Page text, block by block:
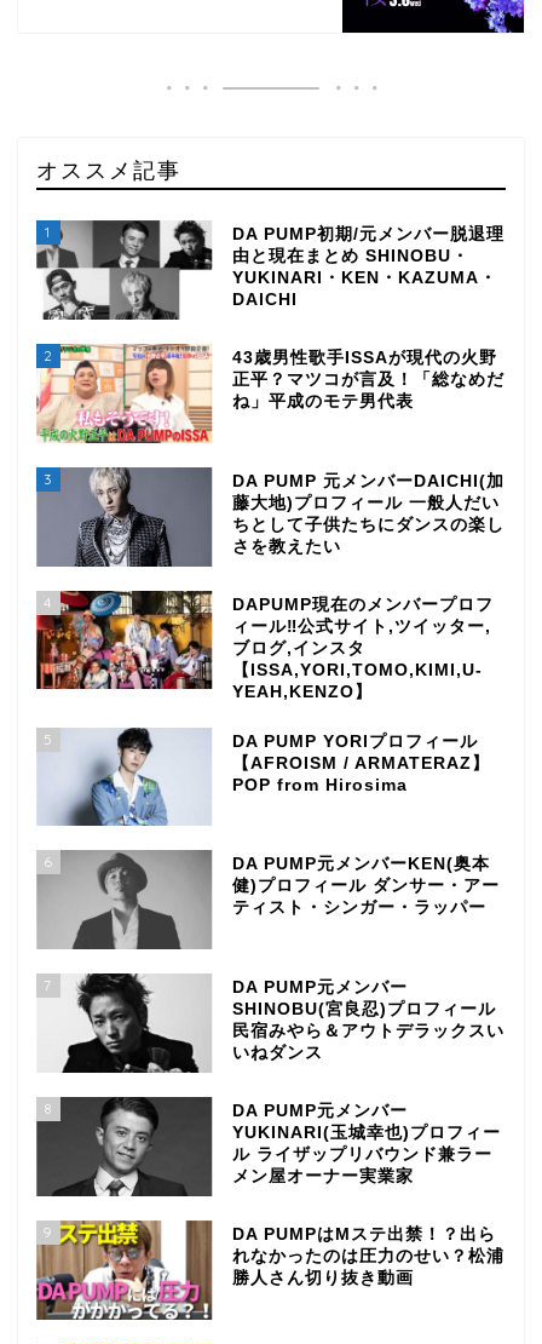
オススメ記事
1
DA PUMP初期/元メンバー脱退理
由と現在まとめ SHINOBU・
YUKINARI・KEN・KAZUMA・
DAICHI
2
43歳男性歌手ISSAが現代の火野
正平？マツコが言及！「総なめだ
ね」平成のモテ男代表
3
DA PUMP 元メンバーDAICHI(加
藤大地)プロフィール 一般人だい
ちとして子供たちにダンスの楽し
さを教えたい
4
DAPUMP現在のメンバープロフ
ィール‼公式サイト,ツイッター,
ブログ,インスタ
【ISSA,YORI,TOMO,KIMI,U-
YEAH,KENZO】
5
DA PUMP YORIプロフィール
【AFROISM / ARMATERAZ】
POP from Hirosima
6
DA PUMP元メンバーKEN(奥本
健)プロフィール ダンサー・アー
ティスト・シンガー・ラッパー
7
DA PUMP元メンバー
SHINOBU(宮良忍)プロフィール
民宿みやら＆アウトデラックスい
いねダンス
8
DA PUMP元メンバー
YUKINARI(玉城幸也)プロフィー
ル ライザップリバウンド兼ラー
メン屋オーナー実業家
9
DA PUMPはMステ出禁！？出ら
れなかったのは圧力のせい？松浦
勝人さん切り抜き動画